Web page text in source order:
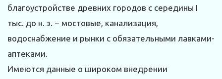
благоустройстве древних городов с середины I
тыс. до н. э. − мостовые, канализация,
водоснабжение и рынки с обязательными лавками-
аптеками.
Имеются данные о широком внедрении